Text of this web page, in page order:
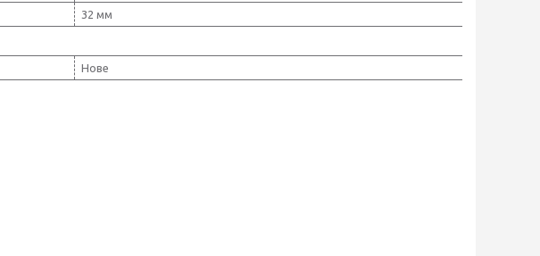
32 мм
Нове